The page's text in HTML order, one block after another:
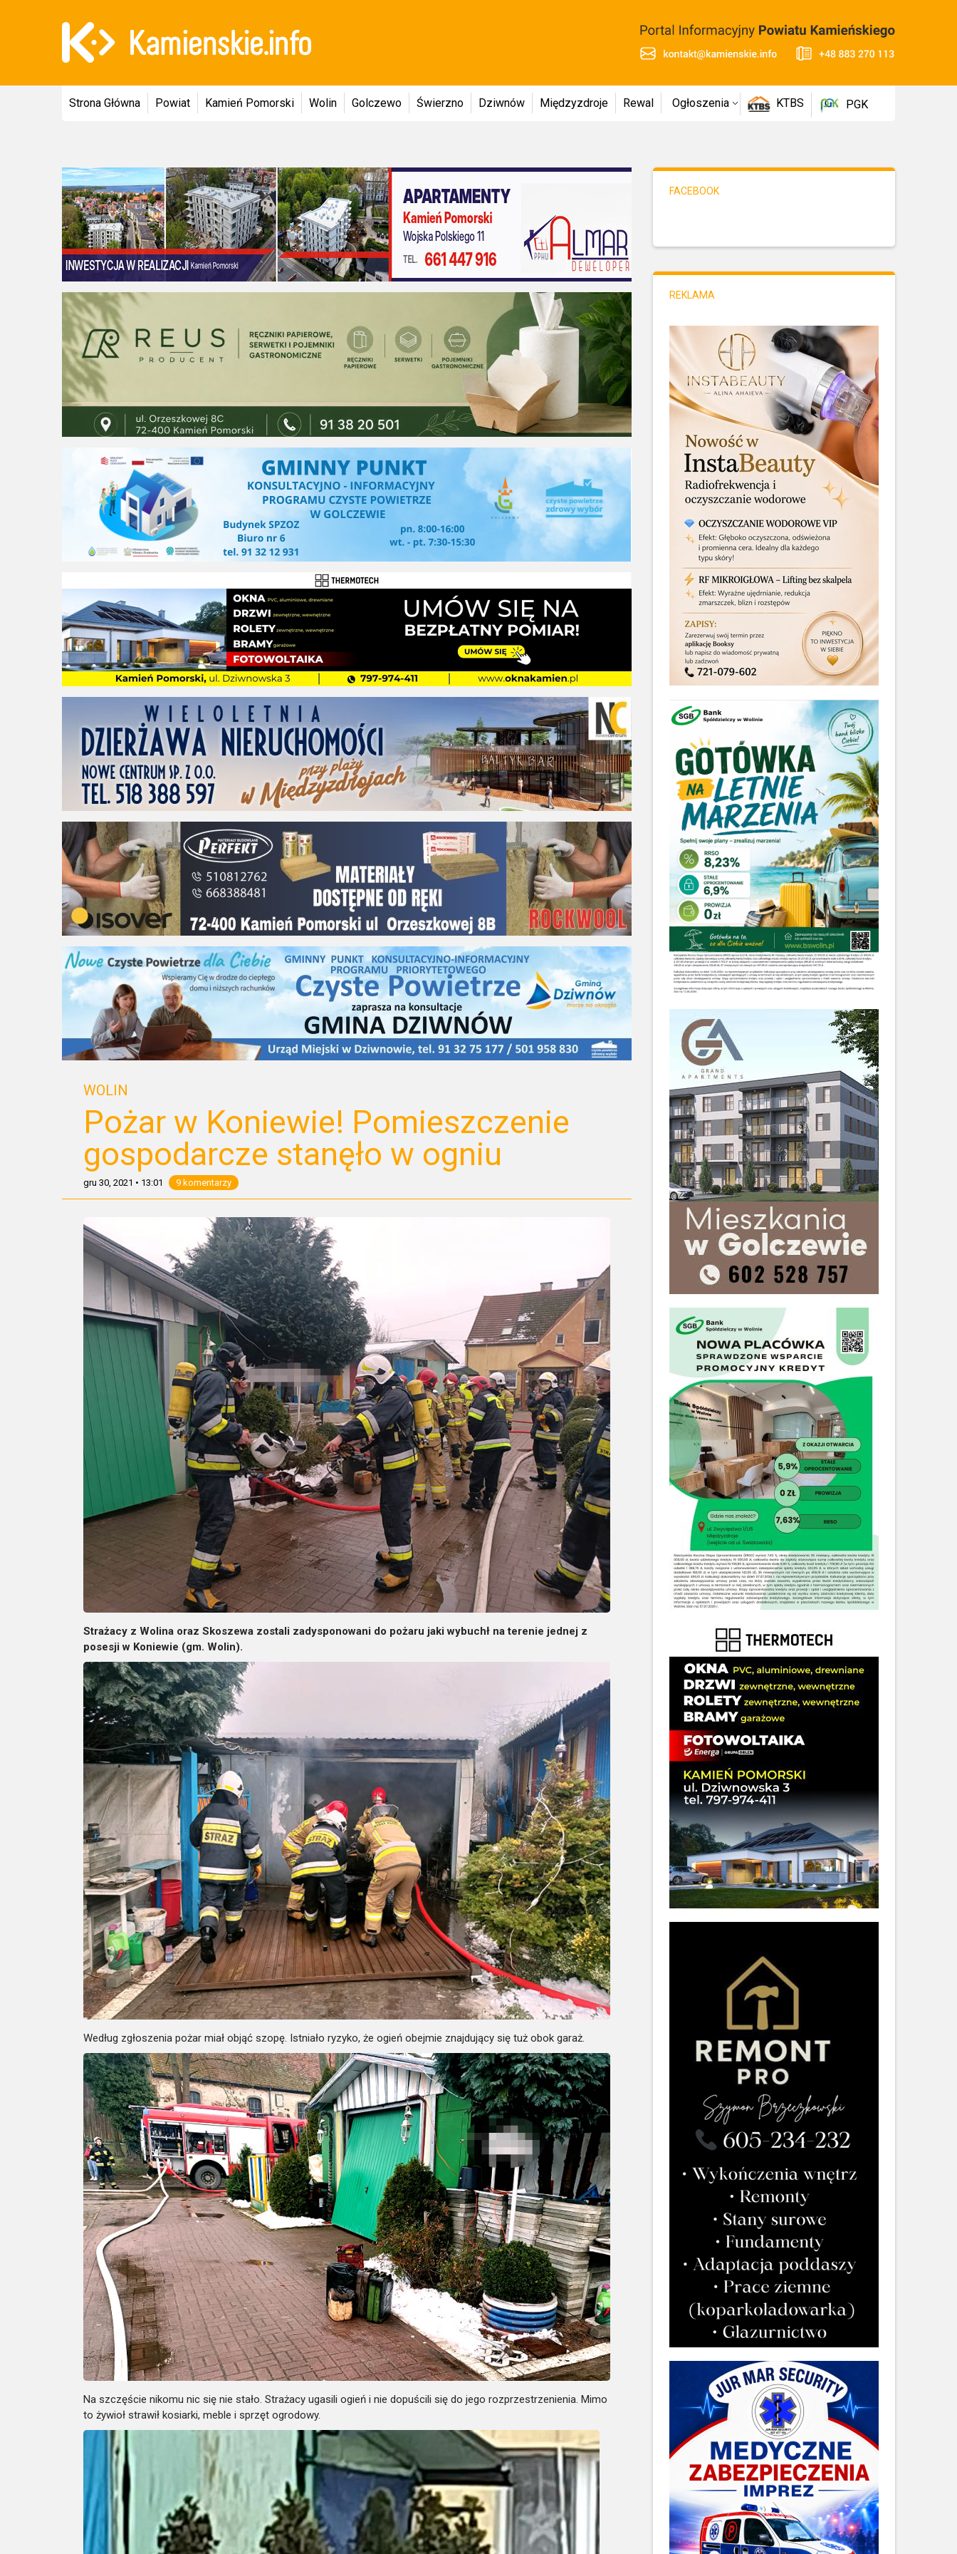
Strona Główna Powiat Kamień Pomorski Wolin Golczewo Świerzno Dziwnów Międzyzdroje Rewal Ogłoszenia KTBS PGK
WOLIN
Pożar w Koniewie! Pomieszczenie
gospodarcze stanęło w ogniu
gru 30, 2021 • 13:01 9 komentarzy
Strażacy z Wolina oraz Skoszewa zostali zadysponowani do pożaru jaki wybuchł na terenie jednej z
posesji w Koniewie (gm. Wolin).
Według zgłoszenia pożar miał objąć szopę. Istniało ryzyko, że ogień obejmie znajdujący się tuż obok garaż.
Na szczęście nikomu nic się nie stało. Strażacy ugasili ogień i nie dopuścili się do jego rozprzestrzenienia. Mimo
to żywioł strawił kosiarki, meble i sprzęt ogrodowy.
FACEBOOK
REKLAMA